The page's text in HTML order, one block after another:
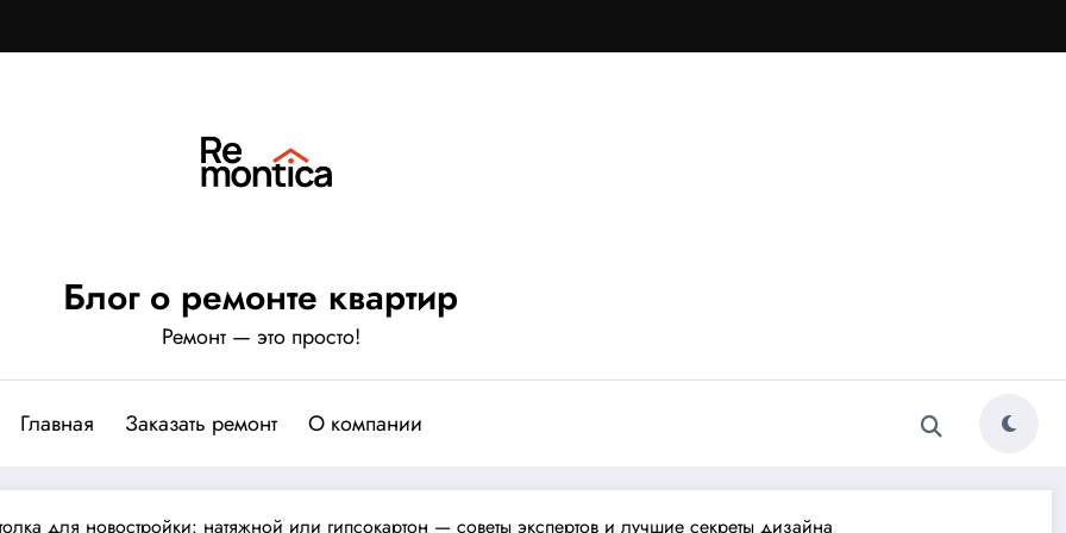
Блог о ремонте квартир
Ремонт — это просто!
Главная Заказать ремонт О компании
для новостройки: натяжной или гипсокартон — советы экспертов и лучшие секреты дизайна